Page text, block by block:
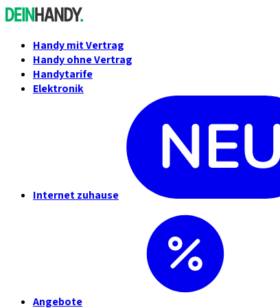
Handy mit Vertrag
Handy ohne Vertrag
Handytarife
Elektronik
Internet zuhause
Angebote